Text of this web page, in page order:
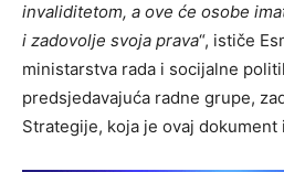
invaliditetom, a ove će osobe
i zadovolje svoja prava“, ističe
ministarstva rada i socijalne
predsjedavajuća radne grupe,
Strategije, koja je ovaj